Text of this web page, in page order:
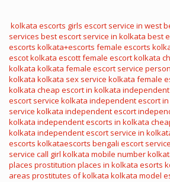
kolkata escorts girls escort service in west
services best escort service in kolkata best
escorts kolkata+escorts female escorts
escotkolkata escottfemale escort kolkata
kolkata kolkata female escort service
kolkata kolkata sex service kolkata female
kolkata cheap escort in kolkata
escort service kolkata independent escort
service kolkata independent escort
kolkata independent escorts in kolkata
kolkata independent escort service in
escorts kolkataescorts bengali escort service
service call girl kolkata mobile number
places prostitution places in kolkata esorts
areas prostitutes of kolkata kolkata model